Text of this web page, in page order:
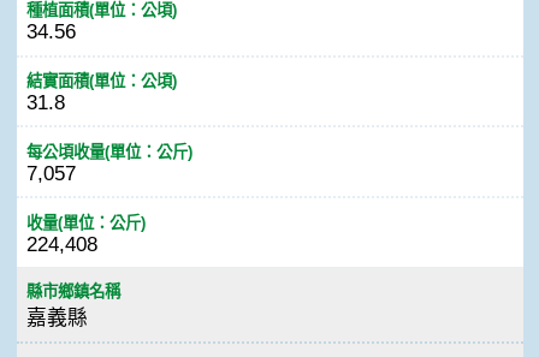
種植面積(單位：公頃)
34.56
結實面積(單位：公頃)
31.8
每公頃收量(單位：公斤)
7,057
收量(單位：公斤)
224,408
縣市鄉鎮名稱
嘉義縣